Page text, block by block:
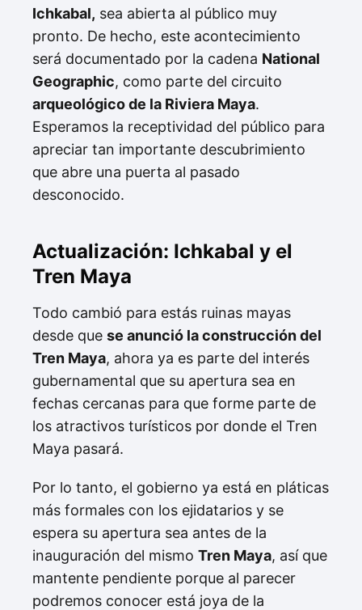
Ichkabal, sea abierta al público muy
pronto. De hecho, este acontecimiento
será documentado por la cadena National
Geographic, como parte del circuito
arqueológico de la Riviera Maya.
Esperamos la receptividad del público para
apreciar tan importante descubrimiento
que abre una puerta al pasado
desconocido.
Actualización: Ichkabal y el
Tren Maya
Todo cambió para estás ruinas mayas
desde que se anunció la construcción del
Tren Maya, ahora ya es parte del interés
gubernamental que su apertura sea en
fechas cercanas para que forme parte de
los atractivos turísticos por donde el Tren
Maya pasará.
Por lo tanto, el gobierno ya está en pláticas
más formales con los ejidatarios y se
espera su apertura sea antes de la
inauguración del mismo Tren Maya, así que
mantente pendiente porque al parecer
podremos conocer está joya de la